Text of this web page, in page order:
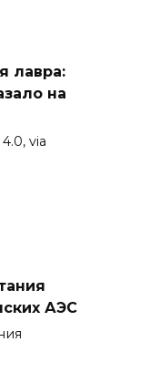
лавра:
на
via
АЭС